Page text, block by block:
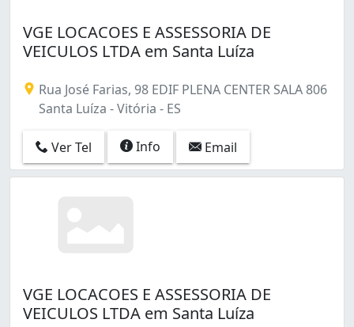
VGE LOCACOES E ASSESSORIA DE
VEICULOS LTDA em Santa Luíza
Rua José Farias, 98 EDIF PLENA CENTER SALA 806
Santa Luíza - Vitória - ES
Ver Tel Info Email
VGE LOCACOES E ASSESSORIA DE
VEICULOS LTDA em Santa Luíza